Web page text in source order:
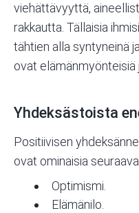
viehättävyyttä,
rakkautta. Tällaisia
tähtien alla syntyneinä
ovat elämänmyönteisiä
Yhdeksästoista
Positiivisen
ovat ominaisia
Optimismi.
Elämänilo.